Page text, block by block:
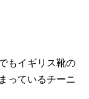
もイギリス靴の
っているチーニ